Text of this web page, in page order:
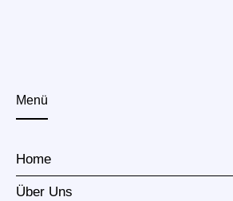
Menü
Home
Über Uns